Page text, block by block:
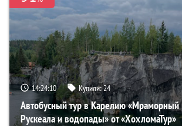
14:24:08 Купили:24
Автобусный тур в Карелию «Мраморный
Рускеала и водопады» от «ХохломаТур»